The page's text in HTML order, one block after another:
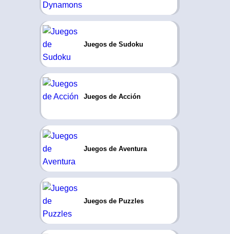
Juegos de Sudoku
Juegos de Acción
Juegos de Aventura
Juegos de Puzzles